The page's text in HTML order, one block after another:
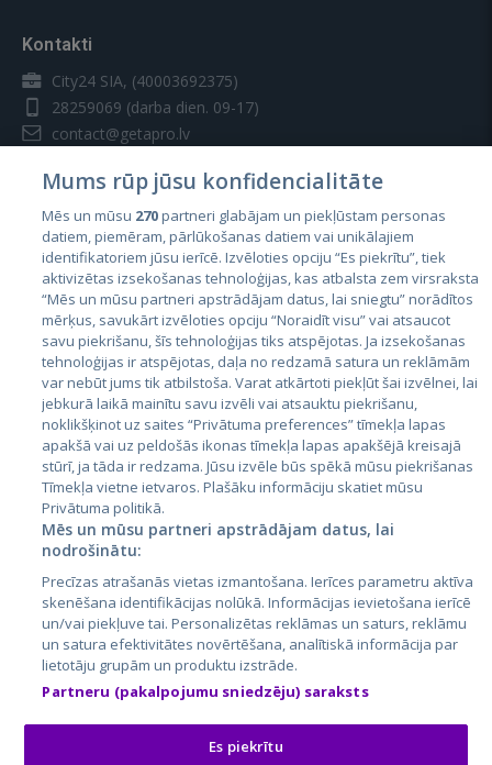
Kontakti
City24 SIA, (40003692375)
28259069 (darba dien. 09-17)
contact@getapro.lv
Valstis
Igaunija
Latvija
Lietuva
City24.lv
City24.ee
GetaPro.lv
GetaPro.ee
Skelbiu.lt
Autoplius.lt
Aruodas.lt
CVbankas.lt
Kainos.lt
Paslaugos.lt
auto24.ee
Osta.ee
KuldneBörs.ee
Mums rūp jūsu konfidencialitāte
Mēs un mūsu 270partneri glabājam un piekļūstam personas
datiem, piemēram, pārlūkošanas datiem vai unikālajiem
identifikatoriem jūsu ierīcē. Izvēloties opciju “Es piekrītu”, tiek
aktivizētas izsekošanas tehnoloģijas, kas atbalsta zem virsraksta
“Mēs un mūsu partneri apstrādājam datus, lai sniegtu” norādītos
mērķus, savukārt izvēloties opciju “Noraidīt visu” vai atsaucot
savu piekrišanu, šīs tehnoloģijas tiks atspējotas. Ja izsekošanas
tehnoloģijas ir atspējotas, daļa no redzamā satura un reklāmām
var nebūt jums tik atbilstoša. Varat atkārtoti piekļūt šai izvēlnei, lai
jebkurā laikā mainītu savu izvēli vai atsauktu piekrišanu,
noklikšķinot uz saites “Privātuma preferences” tīmekļa lapas
apakšā vai uz peldošās ikonas tīmekļa lapas apakšējā kreisajā
stūrī, ja tāda ir redzama. Jūsu izvēle būs spēkā mūsu piekrišanas
Tīmekļa vietne ietvaros. Plašāku informāciju skatiet mūsu
Privātuma politikā.
Mēs un mūsu partneri apstrādājam datus, lai
nodrošinātu:
Precīzas atrašanās vietas izmantošana. Ierīces parametru aktīva
skenēšana identifikācijas nolūkā. Informācijas ievietošana ierīcē
un/vai piekļuve tai. Personalizētas reklāmas un saturs, reklāmu
un satura efektivitātes novērtēšana, analītiskā informācija par
lietotāju grupām un produktu izstrāde.
Partneru (pakalpojumu sniedzēju) saraksts
Es piekrītu